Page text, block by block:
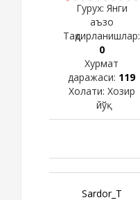
Гурух: Янги
аъзо
Тақдирланишлар:
0
Хурмат
даражаси: 119
Холати: Хозир
йўқ
Sardor_T